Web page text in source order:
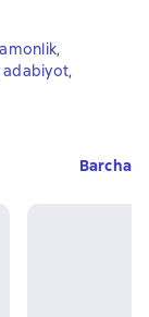
,
adabiyot,
Barcha